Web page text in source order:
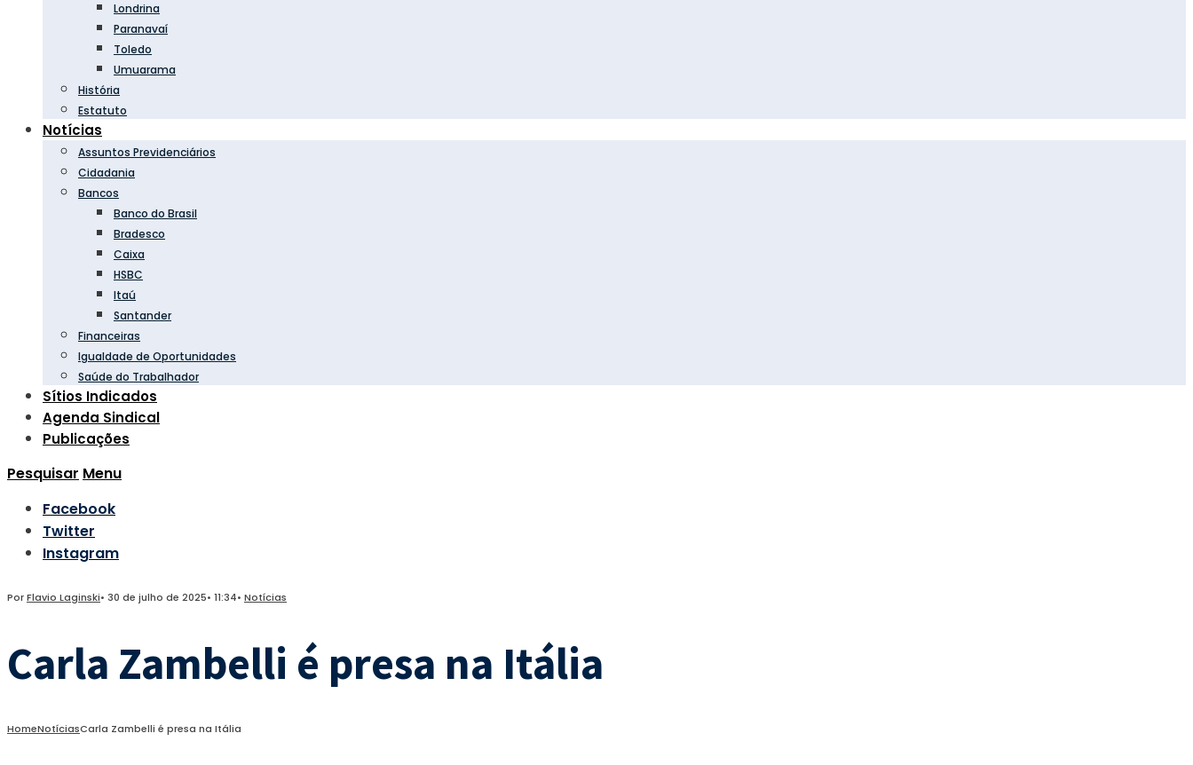
Londrina
Paranavaí
Toledo
Umuarama
História
Estatuto
Notícias
Assuntos Previdenciários
Cidadania
Bancos
Banco do Brasil
Bradesco
Caixa
HSBC
Itaú
Santander
Financeiras
Igualdade de Oportunidades
Saúde do Trabalhador
Sítios Indicados
Agenda Sindical
Publicações
Pesquisar Menu
Facebook
Twitter
Instagram
PorFlavio Laginski• 30 de julho de 2025• 11:34• Notícias
Carla Zambelli é presa na Itália
HomeNotíciasCarla Zambelli é presa na Itália